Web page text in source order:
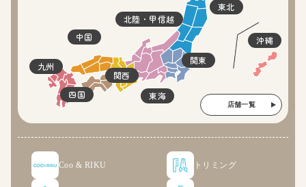
東北
関東
北陸・甲信越
東海
関西
四国
中国
九州
沖縄
店舗一覧
Coo & RIKU トリミング